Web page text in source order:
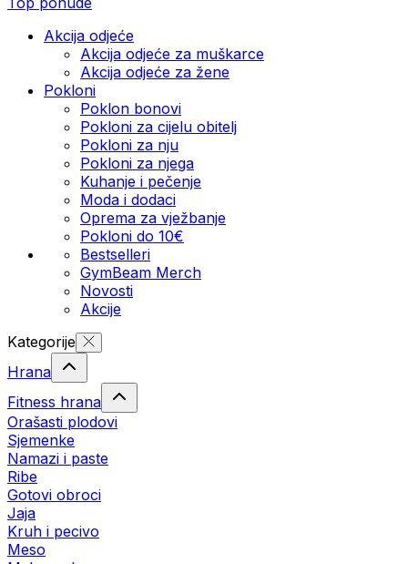
Akcija odjeće
Akcija odjeće za muškarce
Akcija odjeće za žene
Pokloni
Poklon bonovi
Pokloni za cijelu obitelj
Pokloni za nju
Pokloni za njega
Kuhanje i pečenje
Moda i dodaci
Oprema za vježbanje
Pokloni do 10€
Bestselleri
GymBeam Merch
Novosti
Akcije
Kategorije
Hrana
Fitness hrana
Orašasti plodovi
Sjemenke
Namazi i paste
Ribe
Gotovi obroci
Jaja
Kruh i pecivo
Meso